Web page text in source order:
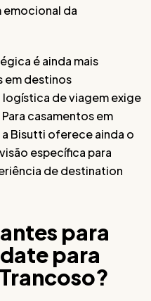
da
é ainda mais
em destinos
de viagem exige
casamentos em
Bisutti oferece ainda o
específica para
de destination
para
para